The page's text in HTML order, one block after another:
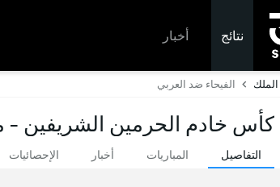
نتائج أخبار
الفيحاء ضد العربي
كأس خادم الحرمين الشريفين -
التفاصيل المباريات أخبار الإحصائيات